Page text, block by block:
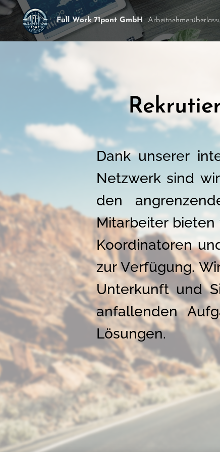
Full Work 71pont GmbH
Dank unserer
Netzwerk sind
den
Mitarbeiter
Koordinatoren
zur Verfügung.
Unterkunft und
anfallenden
Lösungen.